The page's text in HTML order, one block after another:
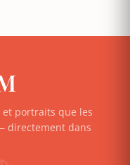
et portraits que les
directement dans